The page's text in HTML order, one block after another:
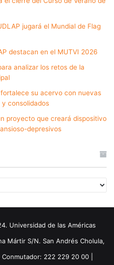
jugará el Mundial de Flag
destacan en el MUTVI 2026
analizar los retos de la
su acervo con nuevas
consolidados
proyecto que creará dispositivo
depresivos
Universidad de las Américas
Mártir S/N. San Andrés Cholula,
222 229 20 00 |